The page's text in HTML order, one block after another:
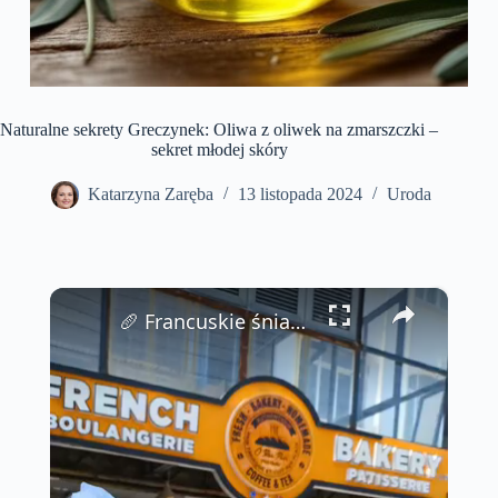
Naturalne sekrety Greczynek: Oliwa z oliwek na zmarszczki –
sekret młodej skóry
Katarzyna Zaręba 13 listopada 2024 Uroda
×
🥖 Francuskie śniadanie z tropikalnym akcentem na Phu Quoc, Wietnam! 🏝️✨